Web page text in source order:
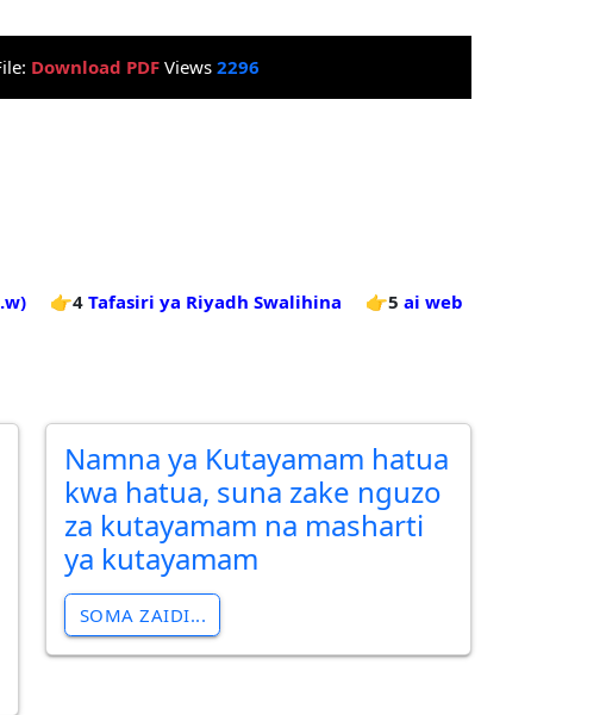
Download PDFViews 2296
👉4 Tafasiri ya Riyadh Swalihina 👉5 ai web
Namna ya Kutayamam hatua
kwa hatua, suna zake nguzo
za kutayamam na masharti
ya kutayamam
SOMA ZAIDI...